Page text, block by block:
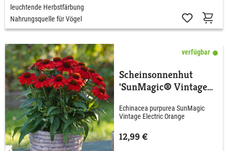
leuchtende Herbstfärbung
Nahrungsquelle für Vögel
verfügbar
Scheinsonnenhut
'SunMagic® Vintage
Echinacea purpurea SunMagic
Vintage Electric Orange
12,99 €